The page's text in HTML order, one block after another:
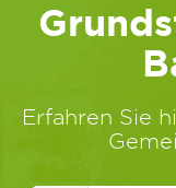
Erfahren Sie